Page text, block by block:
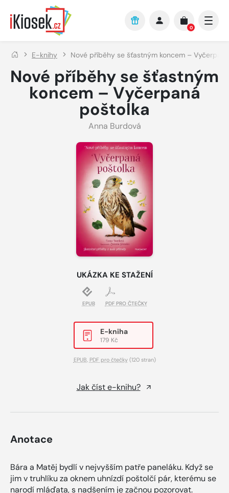
Přejít na hlavní obsah
0
E-knihy Nové příběhy se šťastným koncem –
Nové příběhy se šťastným
koncem – Vyčerpaná
poštolka
Anna Burdová
UKÁZKA KE STAŽENÍ
EPUB PDF PRO ČTEČKY
E-kniha
179 Kč
EPUB, PDF pro čtečky(120 stran)
Jak číst e-knihu?
Anotace
Bára a Matěj bydlí v nejvyšším patře paneláku. Když se
jim v truhlíku za oknem uhnízdí poštolčí pár, kterému se
narodí mláďata, s nadšením je začnou pozorovat.